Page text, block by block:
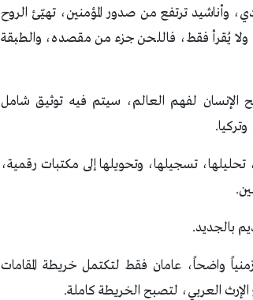
وأناشيد ترتفع من صدور المؤمنين، تهيّئ الروح
ولا يُقرأ فقط، فاللحن جزء من مقصده، والطبقة
الإنسان لفهم العالم، سيتم فيه توثيق شامل
تسجيلها، وتحويلها إلى مكتبات رقمية،
بالجديد.
واضحاً، عامان فقط لتكتمل خريطة المقامات
الإرث العربي، لتصبح الخريطة كاملة.